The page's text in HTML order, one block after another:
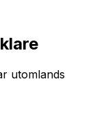
utomlands